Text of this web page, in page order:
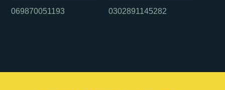
069870051193 0302891145282